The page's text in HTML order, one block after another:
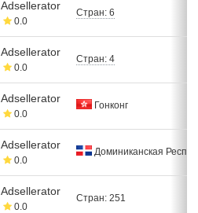
Adsellerator
0.0
Стран: 6
Adsellerator
0.0
Стран: 4
Adsellerator
0.0
Гонконг
Adsellerator
0.0
Доминиканская
Adsellerator
0.0
Стран: 251